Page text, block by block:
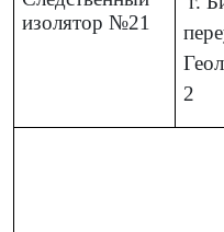
изолятор №21
2